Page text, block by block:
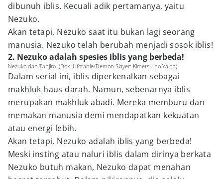
dibunuh iblis. Kecuali adik pertamanya, yaitu
Nezuko.
Akan tetapi, Nezuko saat itu bukan lagi seorang
manusia. Nezuko telah berubah menjadi sosok iblis!
2. Nezuko adalah spesies iblis yang berbeda!
Nezuko dan Tanjiro. (Dok. Ufotable/Demon Slayer: Kimetsu no Yaiba)
Dalam serial ini, iblis diperkenalkan sebagai
makhluk haus darah. Namun, sebenarnya iblis
merupakan makhluk abadi. Mereka memburu dan
memakan manusia demi mendapatkan kekuatan
atau energi lebih.
Akan tetapi, Nezuko adalah iblis yang berbeda!
Meski insting atau naluri iblis dalam dirinya berkata
Nezuko butuh makan, Nezuko dapat menahan